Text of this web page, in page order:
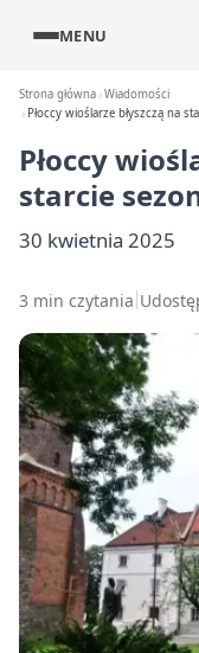
MENU
Strona główna Wiadomości
Płoccy wioślarze błyszczą na
Płoccy
starcie
30 kwietnia 2025
3 min czytania